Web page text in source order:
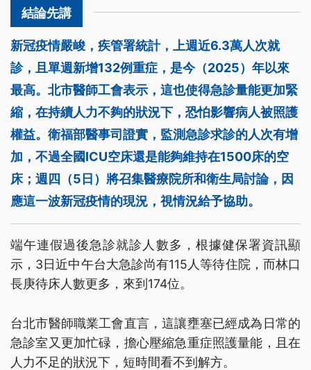
新冠疫情嚴峻，疾管署統計，上週近6.3萬人次就
診，且單週新增132例重症，是今（2025）年以來
最高。北市醫師工會表示，這也使得急診量能更加緊
縮，在持續人力不夠的狀況下，恐怕影響病人被照護
權益。衛福部醫事司證實，監測急診求診的人次有增
加，不過全國ICU空床還是能夠維持在1500床的空
床；週四（5日）將召集醫療院所和衛生局討論，因
應這一波新冠疫情的現況，視情況給予協助。
端午連假過後急診就診人數多，根據健保署資訊顯
示，3日近中午台大急診尚有115人等待住院，而林口
長庚待床人數更多，來到174位。
台北市醫師職業工會直言，這讓壅塞已經成為日常的
急診室又更加忙碌，擔心壓縮急重症照護量能，且在
人力不足的狀況下，短時間看不到解方。